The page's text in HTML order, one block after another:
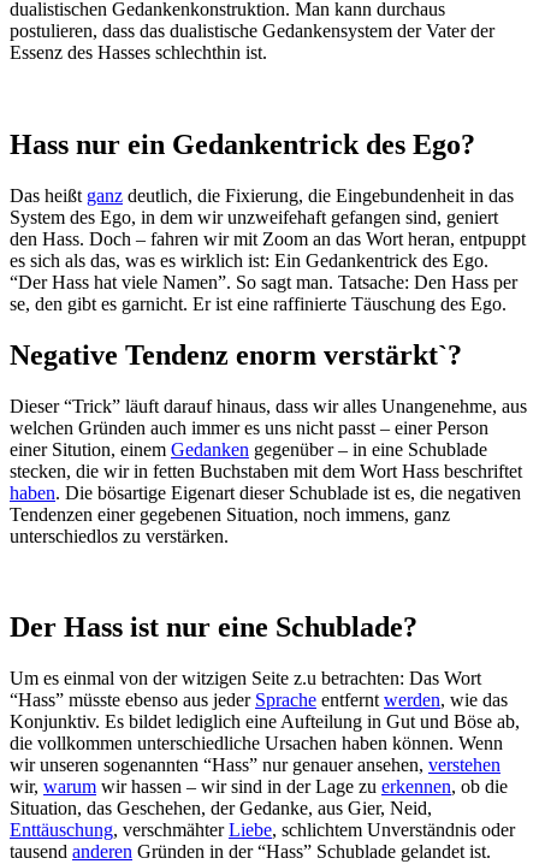
dualistischen Gedankenkonstruktion. Man kann durchaus
postulieren, dass das dualistische Gedankensystem der Vater der
Essenz des Hasses schlechthin ist.
Hass nur ein Gedankentrick des Ego?
Das heißt ganz deutlich, die Fixierung, die Eingebundenheit in das
System des Ego, in dem wir unzweifehaft gefangen sind, geniert
den Hass. Doch – fahren wir mit Zoom an das Wort heran, entpuppt
es sich als das, was es wirklich ist: Ein Gedankentrick des Ego.
“Der Hass hat viele Namen”. So sagt man. Tatsache: Den Hass per
se, den gibt es garnicht. Er ist eine raffinierte Täuschung des Ego.
Negative Tendenz enorm verstärkt`?
Dieser “Trick” läuft darauf hinaus, dass wir alles Unangenehme, aus
welchen Gründen auch immer es uns nicht passt – einer Person
einer Sitution, einem Gedanken gegenüber – in eine Schublade
stecken, die wir in fetten Buchstaben mit dem Wort Hass beschriftet
haben. Die bösartige Eigenart dieser Schublade ist es, die negativen
Tendenzen einer gegebenen Situation, noch immens, ganz
unterschiedlos zu verstärken.
Der Hass ist nur eine Schublade?
Um es einmal von der witzigen Seite z.u betrachten: Das Wort
“Hass” müsste ebenso aus jeder Sprache entfernt werden, wie das
Konjunktiv. Es bildet lediglich eine Aufteilung in Gut und Böse ab,
die vollkommen unterschiedliche Ursachen haben können. Wenn
wir unseren sogenannten “Hass” nur genauer ansehen, verstehen
wir, warum wir hassen – wir sind in der Lage zu erkennen, ob die
Situation, das Geschehen, der Gedanke, aus Gier, Neid,
Enttäuschung, verschmähterLiebe, schlichtem Unverständnis oder
tausend anderen Gründen in der “Hass” Schublade gelandet ist.